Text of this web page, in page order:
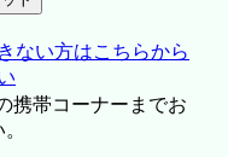
ない方はこちらから
携帯コーナーまでお